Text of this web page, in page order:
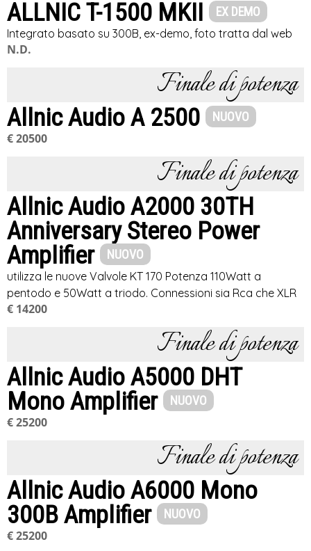
ALLNIC T-1500 MKII EX DEMO
Integrato basato su 300B, ex-demo, foto tratta dal web
N.D.
Finale di potenza
Allnic Audio A 2500 NUOVO
€ 20500
Finale di potenza
Allnic Audio A2000 30TH
Anniversary Stereo Power
Amplifier
NUOVO
utilizza le nuove Valvole KT 170 Potenza 110Watt a
pentodo e 50Watt a triodo. Connessioni sia Rca che XLR
€ 14200
Finale di potenza
Allnic Audio A5000 DHT
Mono Amplifier
NUOVO
€ 25200
Finale di potenza
Allnic Audio A6000 Mono
300B Amplifier
NUOVO
€ 25200